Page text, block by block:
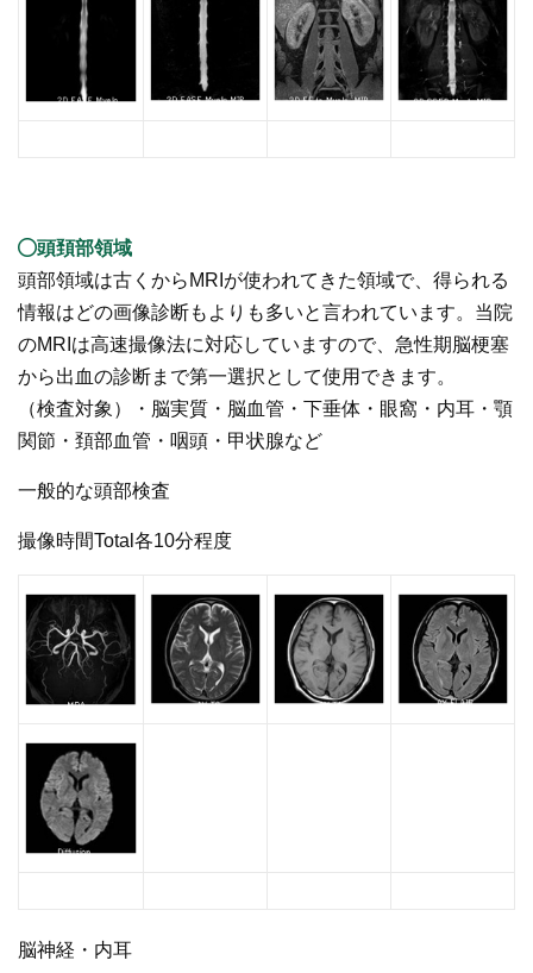
頭頚部領域
頭部領域は古くからMRIが使われてきた領域で、得られる
情報はどの画像診断もよりも多いと言われています。当院
のMRIは高速撮像法に対応していますので、急性期脳梗塞
から出血の診断まで第一選択として使用できます。
（検査対象）・脳実質・脳血管・下垂体・眼窩・内耳・顎
関節・頚部血管・咽頭・甲状腺など
一般的な頭部検査
撮像時間Total各10分程度
脳神経・内耳